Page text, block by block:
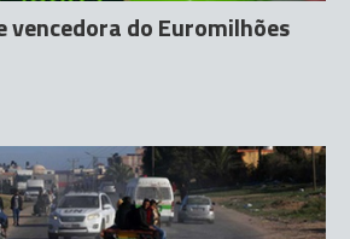
vencedora do Euromilhões